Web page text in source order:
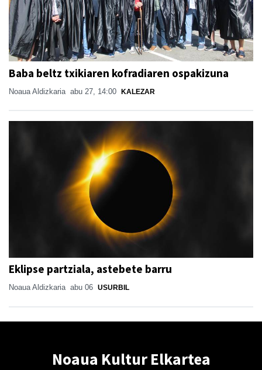
Baba beltz txikiaren kofradiaren ospakizuna
Noaua Aldizkaria abu 27, 14:00 KALEZAR
Eklipse partziala, astebete barru
Noaua Aldizkaria abu 06 USURBIL
Noaua Kultur Elkartea